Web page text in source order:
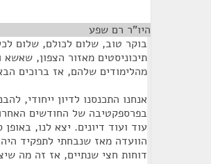
היו"ר רם שפע
בוקר טוב, שלום לכולם, שלום
תיכוניסטים מאזור הצפון,
מהלימודים שלהם, אז ברוכים
אנחנו התכנסנו לדיון ייחודי,
בפרספקטיבה של החודשים
דוחות חצי שנתיים, אז זה מה